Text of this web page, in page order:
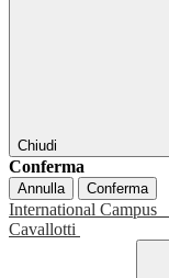
Chiudi
Conferma
Annulla Conferma
International Campus
Cavallotti